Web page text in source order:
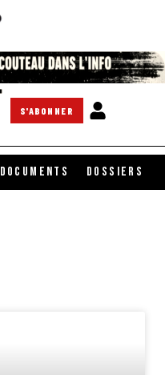
S'ABONNER
DOCUMENTS DOSSIERS